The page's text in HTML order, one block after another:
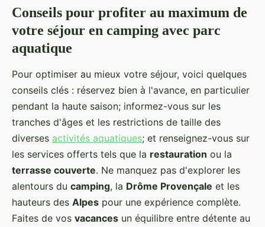
Conseils pour profiter au maximum de
votre séjour en camping avec parc
aquatique
Pour optimiser au mieux votre séjour, voici quelques
conseils clés : réservez bien à l'avance, en particulier
pendant la haute saison; informez-vous sur les
tranches d'âges et les restrictions de taille des
diverses activités aquatiques; et renseignez-vous sur
les services offerts tels que la restauration ou la
terrasse couverte. Ne manquez pas d'explorer les
alentours du camping, la Drôme Provençale et les
hauteurs des Alpes pour une expérience complète.
Faites de vos vacances un équilibre entre détente au